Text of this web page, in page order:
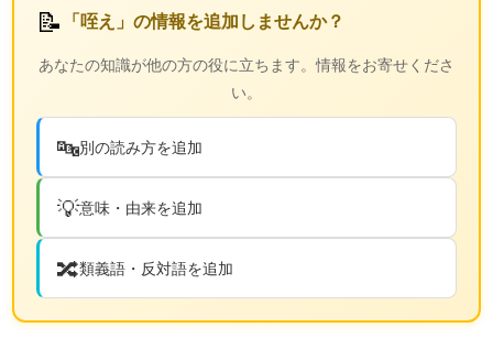
📝 「咥え」の情報を追加しませんか？
あなたの知識が他の方の役に立ちます。情報をお寄せくださ
い。
🔤別の読み方を追加
💡意味・由来を追加
🔀類義語・反対語を追加